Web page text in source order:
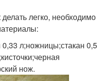
легко, необходимо
л;ножницы;стакан 0,5
нож.